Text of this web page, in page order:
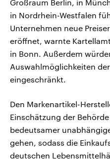
Großraum Berlin, in
in Nordrhein-Westfalen
Unternehmen neue
eröffnet, warnte
in Bonn. Außerdem
Auswahlmöglichkeiten
eingeschränkt.
Den Markenartikel-
Einschätzung der
bedeutsamer
gehen, sodass die
deutschen